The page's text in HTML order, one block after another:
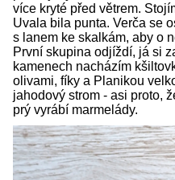
více kryté před větrem.
Uvala bila punta. Verča se
s lanem ke skalkám, aby o
První skupina odjíždí, já si
kamenech nacházím
olivami, fíky a Planikou
jahodový strom - asi proto,
prý vyrábí marmelády.